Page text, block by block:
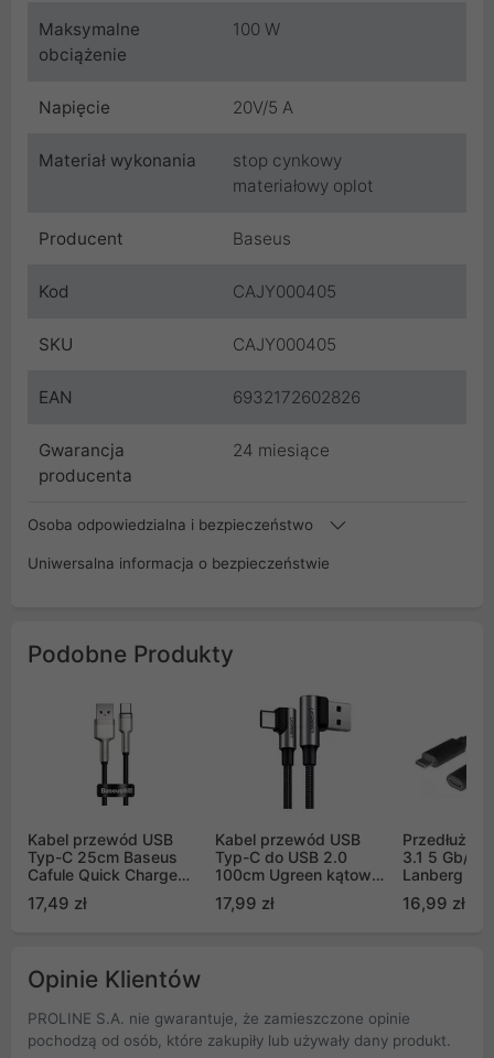
Maksymalne
obciążenie
100 W
Napięcie 20V/5 A
Materiał wykonania
stop cynkowy
materiałowy oplot
Producent Baseus
Kod CAJY000405
SKU CAJY000405
EAN 6932172602826
Gwarancja
producenta
24 miesiące
Osoba odpowiedzialna i bezpieczeństwo
Uniwersalna informacja o bezpieczeństwie
Podobne Produkty
Kabel przewód USB
Typ-C 25cm Baseus
Cafule Quick Charge
szybkiego ładowania -
17,49 zł
Kabel przewód USB
Typ-C do USB 2.0
100cm Ugreen kątowy
szary (US176 20856)
17,99 zł
3.1 5 Gb/s
Lanberg
16,99 zł
Opinie Klientów
PROLINE S.A. nie gwarantuje, że zamieszczone opinie
pochodzą od osób, które zakupiły lub używały dany produkt.